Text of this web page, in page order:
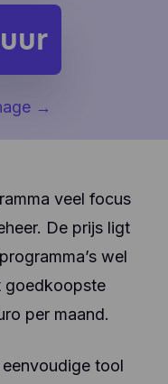
→
veel focus
De prijs ligt
wel
goedkoopste
per maand.
tool